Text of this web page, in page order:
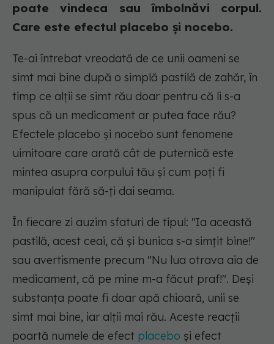
poate vindeca sau îmbolnăvi corpul.
Care este efectul placebo și nocebo.
Te-ai întrebat vreodată de ce unii oameni se
simt mai bine după o simplă pastilă de zahăr, în
timp ce alții se simt rău doar pentru că li s-a
spus că un medicament ar putea face rău?
Efectele placebo și nocebo sunt fenomene
uimitoare care arată cât de puternică este
mintea asupra corpului tău și cum poți fi
manipulat fără să-ți dai seama.
În fiecare zi auzim sfaturi de tipul: "Ia această
pastilă, acest ceai, că și bunica s-a simțit bine!"
sau avertismente precum "Nu lua otrava aia de
medicament, că pe mine m-a făcut praf!". Deși
substanța poate fi doar apă chioară, unii se
simt mai bine, iar alții mai rău. Aceste reacții
poartă numele de efect placebo și efect